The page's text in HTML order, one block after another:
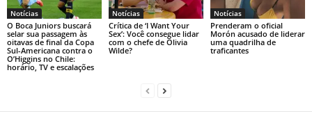
Notícias
O Boca Juniors buscará
selar sua passagem às
oitavas de final da Copa
Sul-Americana contra o
O’Higgins no Chile:
horário, TV e escalações
Notícias
Crítica de ‘I Want Your
Sex’: Você consegue lidar
com o chefe de Olivia
Wilde?
Notícias
Prenderam o oficial
Morón acusado de liderar
uma quadrilha de
traficantes